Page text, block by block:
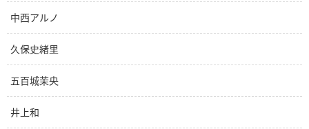
中西アルノ
久保史緒里
五百城茉央
井上和